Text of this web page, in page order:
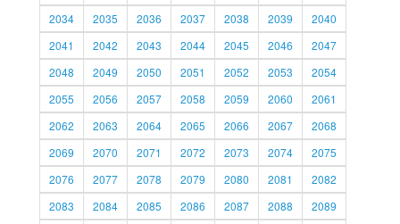
2034
2035 2036 2037 2038 2039
2040
2041
2042 2043 2044 2045 2046
2047
2048
2049 2050 2051 2052 2053
2054
2055
2056 2057 2058 2059 2060
2061
2062
2063 2064 2065 2066 2067
2068
2069
2070 2071 2072 2073 2074
2075
2076
2077 2078 2079 2080 2081
2082
2083
2084 2085 2086 2087 2088
2089